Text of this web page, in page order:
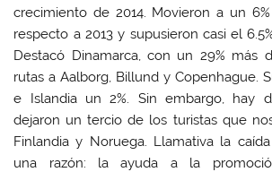
crecimiento de 2014. Movieron a un
respecto a 2013 y supusieron casi el
Destacó Dinamarca, con un 29% más
rutas a Aalborg, Billund y Copenhague.
e Islandia un 2%. Sin embargo, hay
dejaron un tercio de los turistas que
Finlandia y Noruega. Llamativa la
una razón: la ayuda a la